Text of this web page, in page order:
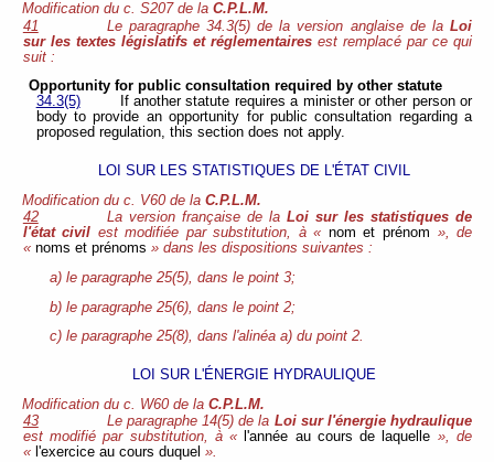
Modification du c. S207 de la C.P.L.M.
41
Le paragraphe 34.3(5) de la version anglaise de la Loi
sur les textes législatifs et réglementairesest remplacé par ce qui
suit :
Opportunity for public consultation required by other statute
34.3(5)
If another statute requires a minister or other person or
body to provide an opportunity for public consultation regarding a
proposed regulation, this section does not apply.
LOI SUR LES STATISTIQUES DE L'ÉTAT CIVIL
Modification du c. V60 de la C.P.L.M.
42
La version française de la Loi sur les statistiques de
l'état civil est modifiée par substitution, à « nom et prénom », de
« noms et prénoms » dans les dispositions suivantes :
a) le paragraphe 25(5), dans le point 3;
b) le paragraphe 25(6), dans le point 2;
c) le paragraphe 25(8), dans l'alinéa a) du point 2.
LOI SUR L'ÉNERGIE HYDRAULIQUE
Modification du c. W60 de la C.P.L.M.
43
Le paragraphe 14(5) de la Loi sur l'énergie hydraulique
est modifié par substitution, à «
l'année au cours de laquelle », de
« l'exercice au cours duquel ».